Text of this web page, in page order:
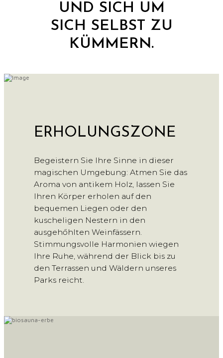
UND SICH UM
SICH SELBST ZU
KÜMMERN.
ERHOLUNGSZONE
Begeistern Sie Ihre Sinne in dieser
magischen Umgebung: Atmen Sie das
Aroma von antikem Holz, lassen Sie
Ihren Körper erholen auf den
bequemen Liegen oder den
kuscheligen Nestern in den
ausgehőhlten Weinfässern.
Stimmungsvolle Harmonien wiegen
Ihre Ruhe, während der Blick bis zu
den Terrassen und Wäldern unseres
Parks reicht.